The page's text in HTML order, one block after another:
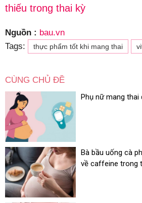
thiếu trong thai kỳ
Nguồn : bau.vn
Tags:
thực phẩm tốt khi mang thai
CÙNG CHỦ ĐỀ
Phụ nữ mang thai
Bà bầu uống cà
về caffeine trong